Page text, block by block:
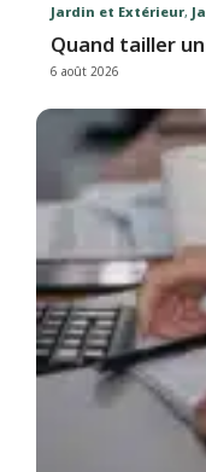
Jardin et Extérieur,
Quand tailler
6 août 2026